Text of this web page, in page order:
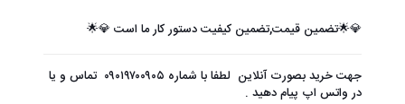
💎🌟تضمین قیمت,تضمین کیفیت دستور کار ما است 💎🌟
جهت خرید بصورت آنلاین لطفا با شماره ۰۹۰۱۹۷۰۰۹۰۵ تماس و یا
در واتس اپ پیام دهید .